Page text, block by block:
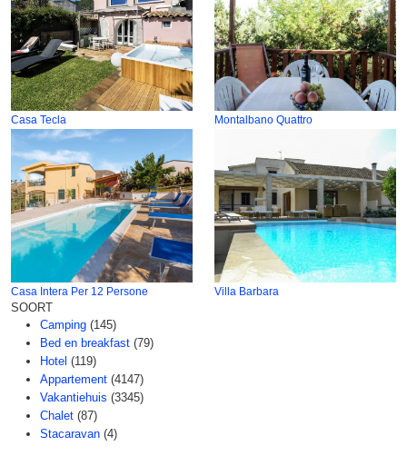
Casa Tecla Montalbano Quattro
Casa Intera Per 12 Persone Villa Barbara
SOORT
Camping (145)
Bed en breakfast (79)
Hotel (119)
Appartement (4147)
Vakantiehuis (3345)
Chalet (87)
Stacaravan (4)